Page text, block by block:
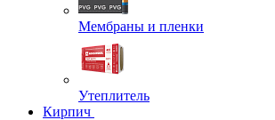
Мембраны и пленки
Утеплитель
Кирпич